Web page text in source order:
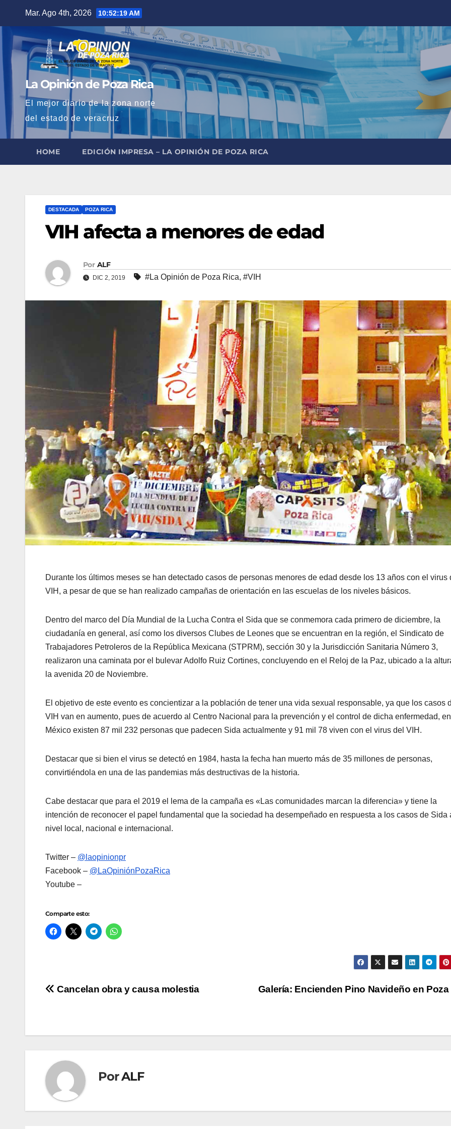
contenido
Mar. Ago 4th, 2026 10:52:20 AM
La Opinión de Poza Rica
El mejor diario de la zona norte
del estado de veracruz
HOME EDICIÓN IMPRESA – LA OPINIÓN DE POZA RICA
DESTACADA POZA RICA
VIH afecta a menores de edad
Por ALF
DIC 2, 2019 #La Opinión de Poza Rica, #VIH
Durante los últimos meses se han detectado casos de personas menores de edad desde los 13 años con el virus
VIH, a pesar de que se han realizado campañas de orientación en las escuelas de los niveles básicos.
Dentro del marco del Día Mundial de la Lucha Contra el Sida que se conmemora cada primero de diciembre, la
ciudadanía en general, así como los diversos Clubes de Leones que se encuentran en la región, el Sindicato de
Trabajadores Petroleros de la República Mexicana (STPRM), sección 30 y la Jurisdicción Sanitaria Número 3,
realizaron una caminata por el bulevar Adolfo Ruiz Cortines, concluyendo en el Reloj de la Paz, ubicado a la
la avenida 20 de Noviembre.
El objetivo de este evento es concientizar a la población de tener una vida sexual responsable, ya que los casos
VIH van en aumento, pues de acuerdo al Centro Nacional para la prevención y el control de dicha enfermedad, en
México existen 87 mil 232 personas que padecen Sida actualmente y 91 mil 78 viven con el virus del VIH.
Destacar que si bien el virus se detectó en 1984, hasta la fecha han muerto más de 35 millones de personas,
convirtiéndola en una de las pandemias más destructivas de la historia.
Cabe destacar que para el 2019 el lema de la campaña es «Las comunidades marcan la diferencia» y tiene la
intención de reconocer el papel fundamental que la sociedad ha desempeñado en respuesta a los casos de Sida
nivel local, nacional e internacional.
Twitter – @laopinionpr
Facebook – @LaOpiniónPozaRica
Youtube –
Comparte esto:
Navegación
entradas
Galería: Encienden Pino Navideño en Poza
Cancelan obra y causa molestia
PorALF